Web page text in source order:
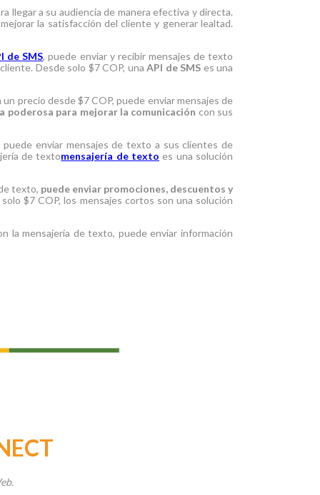
llegar a su audiencia de manera efectiva y directa.
la satisfacción del cliente y generar lealtad.
de SMS, puede enviar y recibir mensajes de texto
Desde solo $7 COP, unaAPI de SMS es una
precio desde $7 COP, puede enviar mensajes de
poderosa para mejorar la comunicación con sus
puede enviar mensajes de texto a sus clientes de
de textomensajería de texto es una solución
texto, puede enviar promociones, descuentos y
$7 COP, los mensajes cortos son una solución
la mensajería de texto, puede enviar información